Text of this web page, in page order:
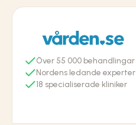
55
Nordens ledande experter
18